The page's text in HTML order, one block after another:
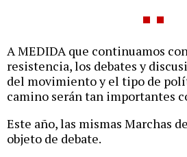
A MEDIDA que continuamos
resistencia, los debates y
del movimiento y el tipo de
camino serán tan importantes
Este año, las mismas Marchas
objeto de debate.